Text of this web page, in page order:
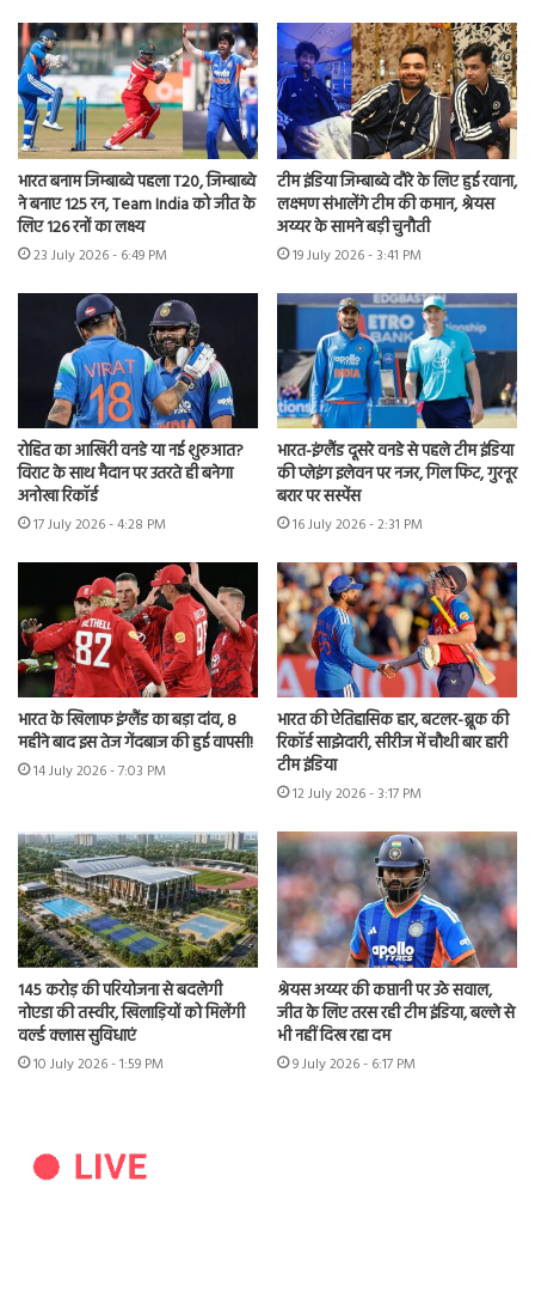
भारत बनाम जिम्बाब्वे पहला T20, जिम्बाब्वे
ने बनाए 125 रन, Team India को जीत के
लिए 126 रनों का लक्ष्य
23 July 2026 - 6:49 PM
टीम इंडिया जिम्बाब्वे दौरे के लिए हुई रवाना,
लक्ष्मण संभालेंगे टीम की कमान, श्रेयस
अय्यर के सामने बड़ी चुनौती
19 July 2026 - 3:41 PM
रोहित का आखिरी वनडे या नई शुरुआत?
विराट के साथ मैदान पर उतरते ही बनेगा
अनोखा रिकॉर्ड
17 July 2026 - 4:28 PM
भारत-इंग्लैंड दूसरे वनडे से पहले टीम इंडिया
की प्लेइंग इलेवन पर नजर, गिल फिट, गुरनूर
बरार पर सस्पेंस
16 July 2026 - 2:31 PM
भारत के खिलाफ इंग्लैंड का बड़ा दांव, 8
महीने बाद इस तेज गेंदबाज की हुई वापसी!
14 July 2026 - 7:03 PM
भारत की ऐतिहासिक हार, बटलर-ब्रूक की
रिकॉर्ड साझेदारी, सीरीज में चौथी बार हारी
टीम इंडिया
12 July 2026 - 3:17 PM
145 करोड़ की परियोजना से बदलेगी
नोएडा की तस्वीर, खिलाड़ियों को मिलेंगी
वर्ल्ड क्लास सुविधाएं
10 July 2026 - 1:59 PM
श्रेयस अय्यर की कप्तानी पर उठे सवाल,
जीत के लिए तरस रही टीम इंडिया, बल्ले से
भी नहीं दिख रहा दम
9 July 2026 - 6:17 PM